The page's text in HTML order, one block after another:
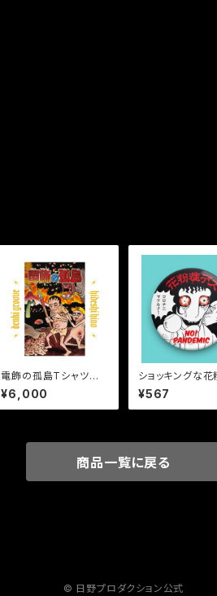
電飾の孤島Tシャツ
（「幻色の孤島」×電気グ
ルーヴ）白
¥6,000
ショッキングな
缶バッジ
¥567
商品一覧に戻る
© 日野プロダクション公式